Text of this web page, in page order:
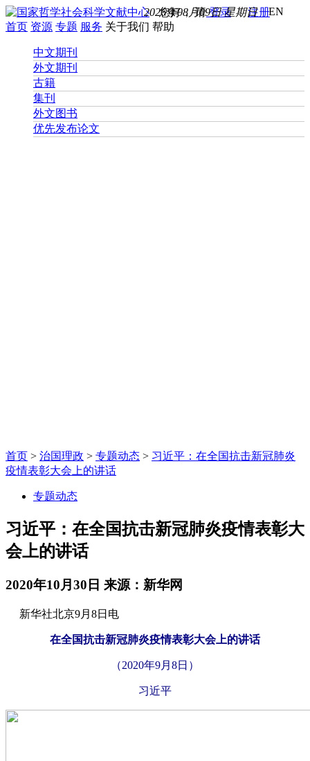
您好， 请登录 注册EN
2026年08月09日 星期日
首页 资源 专题 服务 关于我们 帮助
中文期刊
外文期刊
古籍
集刊
外文图书
优先发布论文
首页 > 治国理政 > 专题动态 > 习近平：在全国抗击新冠肺炎
疫情表彰大会上的讲话
专题动态
习近平：在全国抗击新冠肺炎疫情表彰大
会上的讲话
2020年10月30日 来源：新华网
新华社北京9月8日电
在全国抗击新冠肺炎疫情表彰大会上的讲话
（2020年9月8日）
习近平